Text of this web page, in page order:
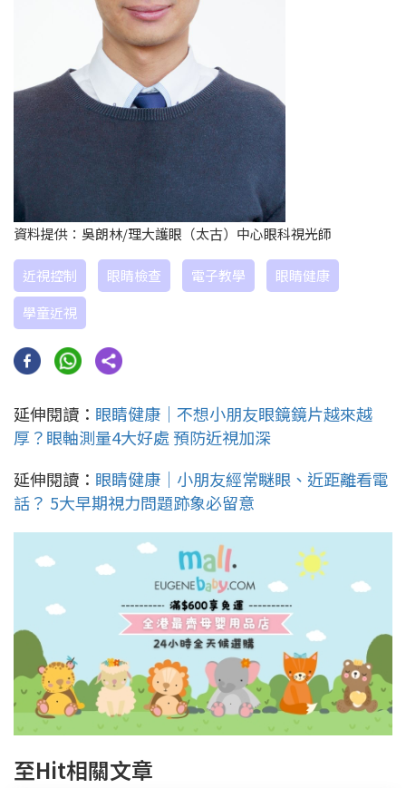
資料提供：吳朗林/理大護眼（太古）中心眼科視光師
近視控制 眼睛檢查 電子教學
眼睛健康
學童近視
延伸閱讀： 眼睛健康｜不想小朋友眼鏡鏡片越來越
厚？眼軸測量4大好處 預防近視加深
延伸閱讀： 眼睛健康｜小朋友經常瞇眼、近距離看電
話？ 5大早期視力問題跡象必留意
至Hit相關文章